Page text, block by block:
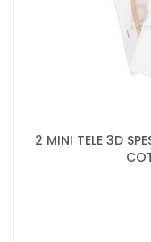
2 MINI TELE 3D